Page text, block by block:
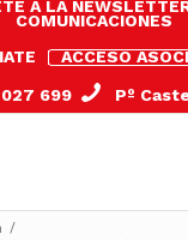
A LA
COMUNICACIONES
ACCESO
699
Pº
/